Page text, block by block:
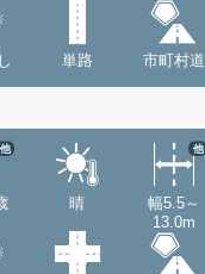
単路 市町村道
他
晴
幅5.5～
13.0m
他